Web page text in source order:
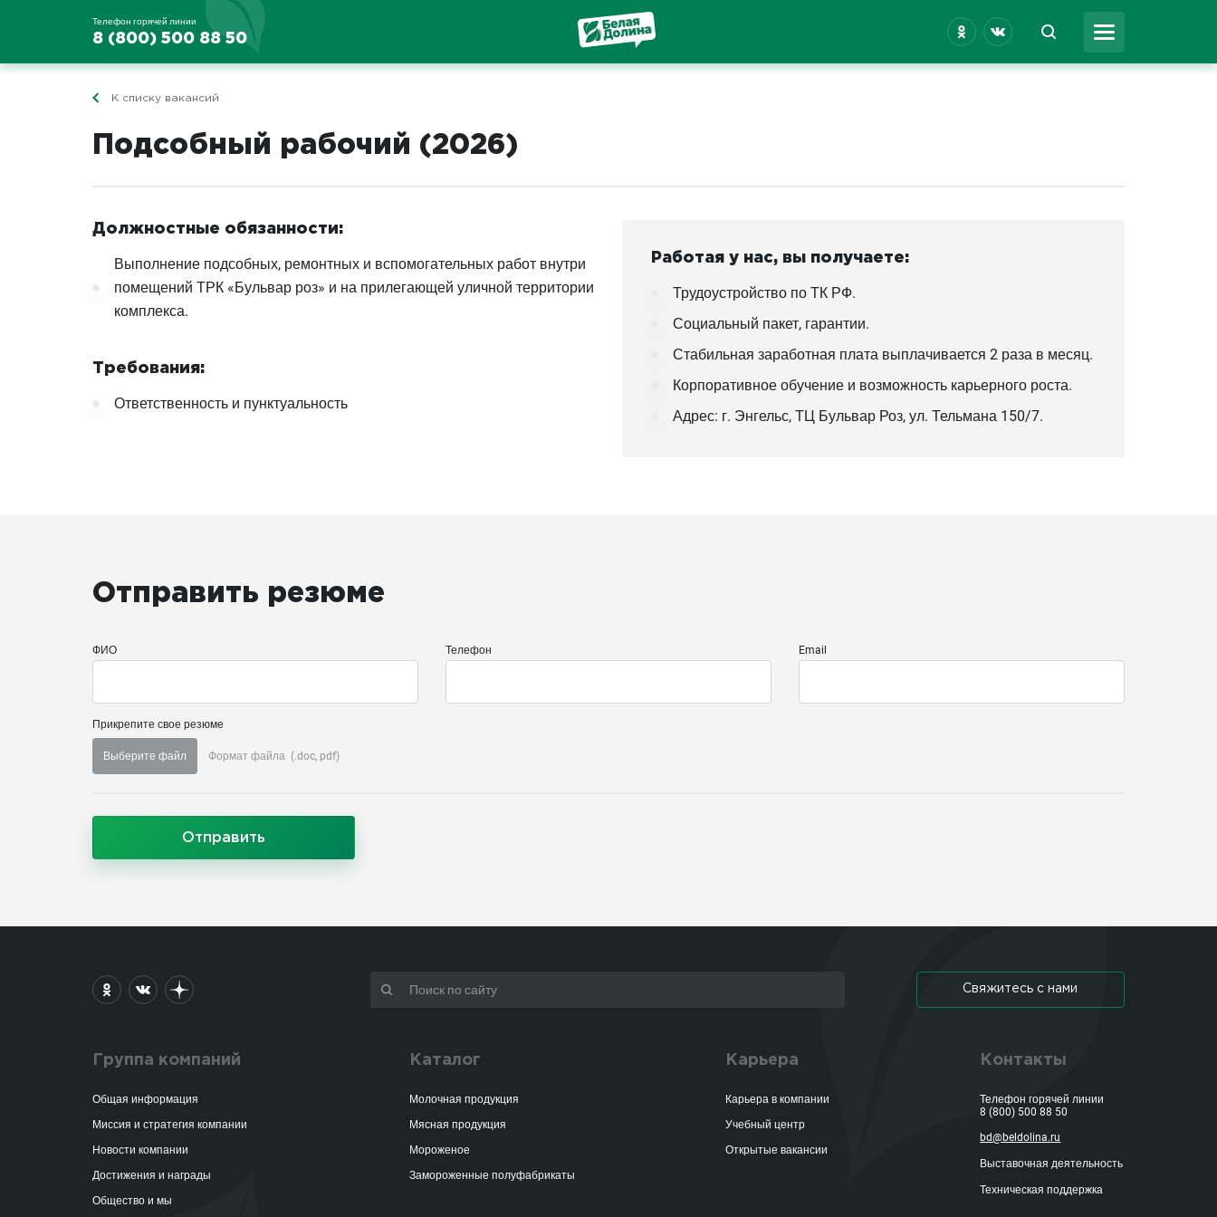
Телефон горячей линии
8 (800) 500 88 50
К списку вакансий
Подсобный рабочий (2026)
Должностные обязанности:
Выполнение подсобных, ремонтных и вспомогательных работ внутри
помещений ТРК «Бульвар роз» и на прилегающей уличной территории
комплекса.
Требования:
Ответственность и пунктуальность
Работая у нас, вы получаете:
Трудоустройство по ТК РФ.
Социальный пакет, гарантии.
Стабильная заработная плата выплачивается 2 раза в месяц.
Корпоративное обучение и возможность карьерного роста.
Адрес: г. Энгельс, ТЦ Бульвар Роз, ул. Тельмана 150/7.
Отправить резюме
ФИО Телефон Email
Прикрепите свое резюме
Выберите файл Формат файла (.doc, pdf)
Отправить
Свяжитесь с нами
Группа компаний
Общая информация
Миссия и стратегия компании
Новости компании
Достижения и награды
Общество и мы
Каталог
Молочная продукция
Мясная продукция
Мороженое
Замороженные полуфабрикаты
Карьера
Карьера в компании
Учебный центр
Открытые вакансии
Контакты
Телефон горячей линии
8 (800) 500 88 50
bd@beldolina.ru
Выставочная деятельность
Техническая поддержка